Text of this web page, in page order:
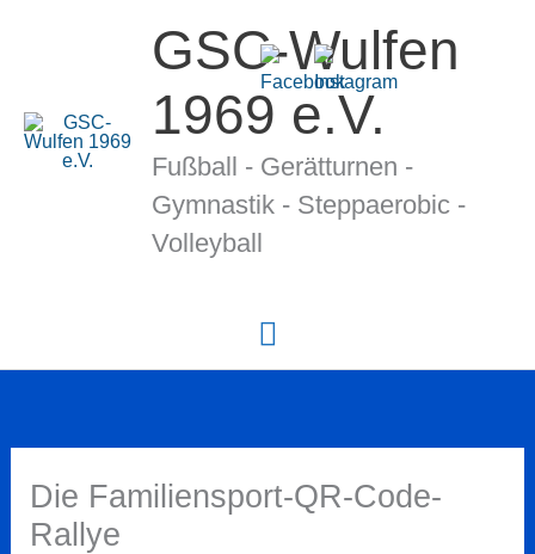
GSC-Wulfen
1969 e.V.
Fußball - Gerätturnen -
Gymnastik - Stepp­ae­ro­bic -
Volleyball
Hauptmenü
Die Familiensport-QR-Code-
Rallye